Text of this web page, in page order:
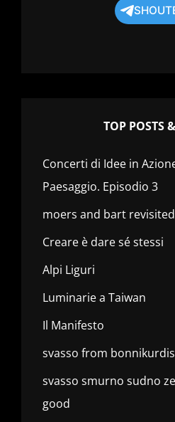
TOP POSTS
Concerti di Idee in
Paesaggio. Episodio 3
moers and bart revisited
Creare è dare sé stessi
Alpi Liguri
Luminarie a Taiwan
Il Manifesto
svasso from
svasso smurno sudno
good